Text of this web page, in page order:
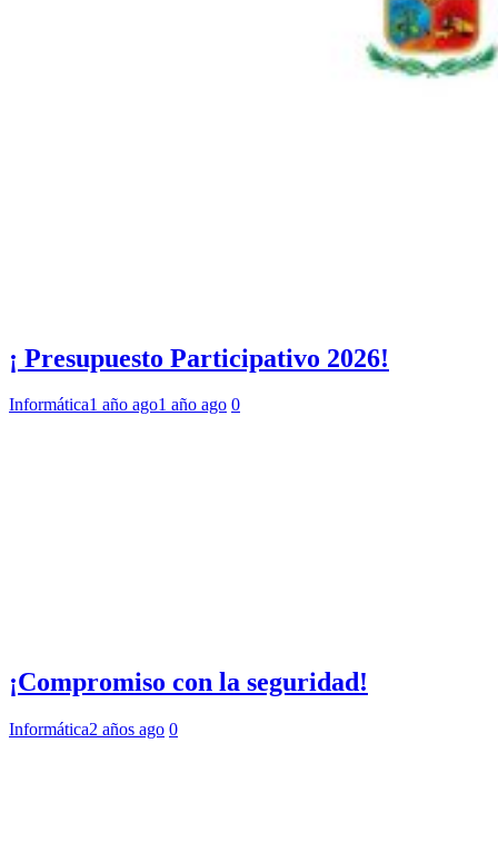
¡ Presupuesto Participativo 2026!
Informática1 año ago1 año ago 0
¡Compromiso con la seguridad!
Informática2 años ago 0